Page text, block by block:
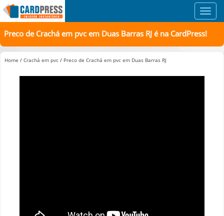
Preco de Crachá em pvc em Duas Barras RJ é na CardPress!
Home / Crachá em pvc / Preco de Crachá em pvc em Duas Barras RJ